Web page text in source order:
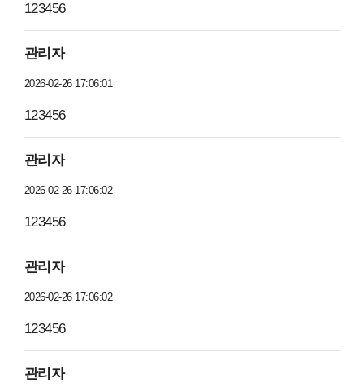
123456
관리자
2026-02-26 17:06:01
123456
관리자
2026-02-26 17:06:02
123456
관리자
2026-02-26 17:06:02
123456
관리자